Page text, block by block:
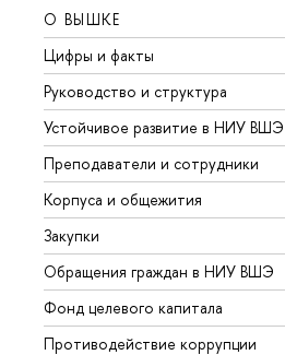
О ВЫШКЕ
Цифры и факты
Руководство и структура
Устойчивое развитие в НИУ ВШЭ
Преподаватели и сотрудники
Корпуса и общежития
Закупки
Обращения граждан в НИУ ВШЭ
Фонд целевого капитала
Противодействие коррупции